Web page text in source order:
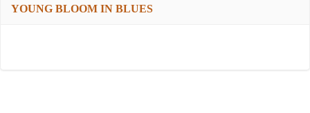
YOUNG BLOOM IN BLUES